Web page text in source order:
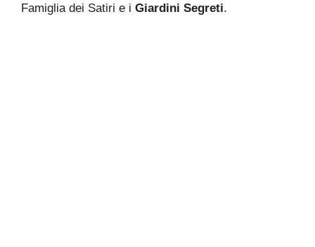
Famiglia dei Satiri e i Giardini Segreti.